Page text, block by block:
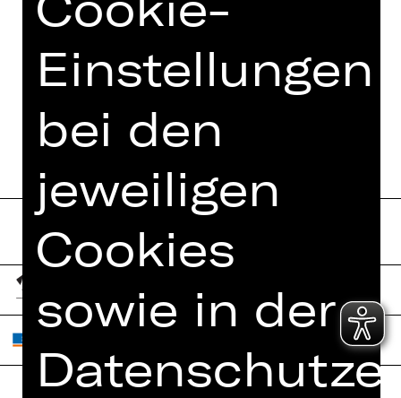
FUNDUS
Einstellungen
bei den
jeweiligen
Cookies
sowie in der